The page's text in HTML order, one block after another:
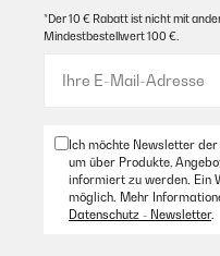
*Der 10 € Rabatt ist nicht mit
Mindestbestellwert 100 €.
Ich möchte Newsletter
um über Produkte,
informiert zu werden. Ein
möglich. Mehr
Datenschutz - Newsletter.